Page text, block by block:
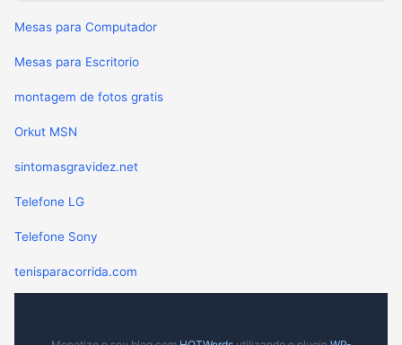
Mesas para Computador
Mesas para Escritorio
montagem de fotos gratis
Orkut MSN
sintomasgravidez.net
Telefone LG
Telefone Sony
tenisparacorrida.com